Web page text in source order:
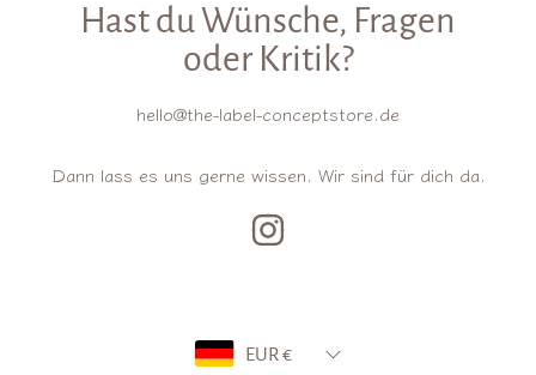
Hast du Wünsche, Fragen
oder Kritik?
hello@the-label-conceptstore.de
Dann lass es uns gerne wissen. Wir sind für dich da.
EUR €